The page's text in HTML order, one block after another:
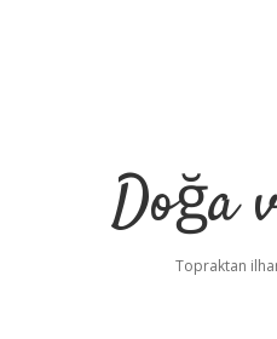
Doğa
Topraktan